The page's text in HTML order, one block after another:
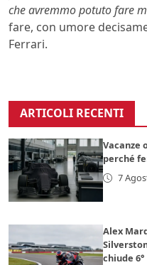
che avremmo potuto fare
fare, con umore
Ferrari.
ARTICOLI RECENTI
Vacanze
perché
7
Alex
chiude 6°